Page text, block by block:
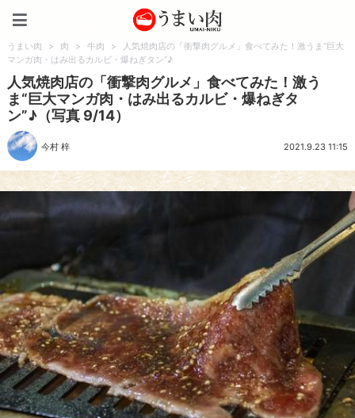
うまい肉 > 肉 > 牛肉 >
人気焼肉店の「衝撃肉グルメ」食べてみた！激うま“巨大
マンガ肉・はみ出るカルビ・爆ねぎタン”♪
人気焼肉店の「衝撃肉グルメ」食べてみた！激う
ま“巨大マンガ肉・はみ出るカルビ・爆ねぎタ
ン”♪（写真 9/14）
今村 梓 2021.9.23 11:15